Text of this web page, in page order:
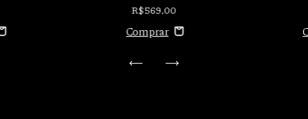
R$569,00